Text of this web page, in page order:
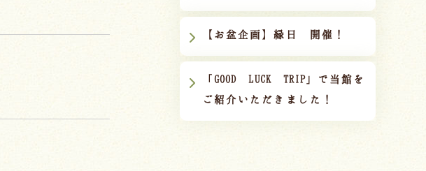
【お盆企画】縁日 開催！
「GOOD LUCK TRIP」で当館を
ご紹介いただきました！